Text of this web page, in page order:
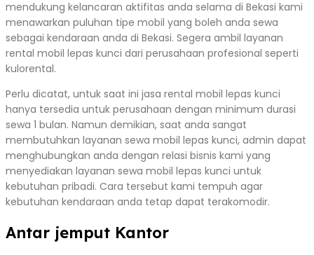
mendukung kelancaran aktifitas anda selama di Bekasi kami
menawarkan puluhan tipe mobil yang boleh anda sewa
sebagai kendaraan anda di Bekasi. Segera ambil layanan
rental mobil lepas kunci dari perusahaan profesional seperti
kulorental.
Perlu dicatat, untuk saat ini jasa rental mobil lepas kunci
hanya tersedia untuk perusahaan dengan minimum durasi
sewa 1 bulan. Namun demikian, saat anda sangat
membutuhkan layanan sewa mobil lepas kunci, admin dapat
menghubungkan anda dengan relasi bisnis kami yang
menyediakan layanan sewa mobil lepas kunci untuk
kebutuhan pribadi. Cara tersebut kami tempuh agar
kebutuhan kendaraan anda tetap dapat terakomodir.
Antar jemput Kantor